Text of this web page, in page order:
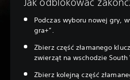
Jak odblokować
Podczas wyboru nowej gry,
gra+”.
Zbierz część złamanego
zwierząt na wschodzie South
Zbierz kolejną część